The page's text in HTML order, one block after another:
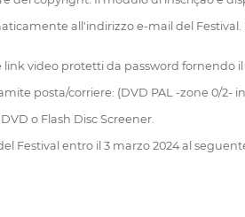
all'indirizzo e-mail del
video protetti da password fornendo
posta/corriere: (DVD PAL -zone 0/2-
o Flash Disc Screener.
Festival entro il 3 marzo 2024 al